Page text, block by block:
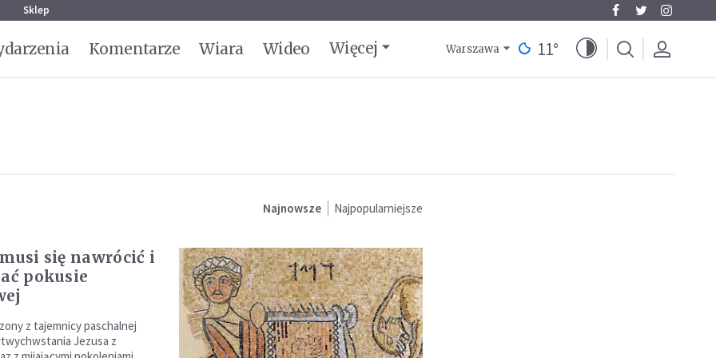
Sklep
Komentarze Wiara Wideo Więcej Warszawa 11°
Najnowsze Najpopularniejsze
się nawrócić i
pokusie
z tajemnicy paschalnej
Jezusa z